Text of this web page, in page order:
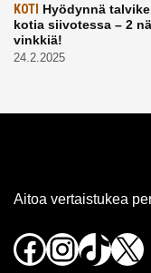
KOTI Hyödynnä
kotia siivotessa – 2
vinkkiä!
24.2.2025
Aitoa vertaistukea
Facebook
Instagram
TikTok
X